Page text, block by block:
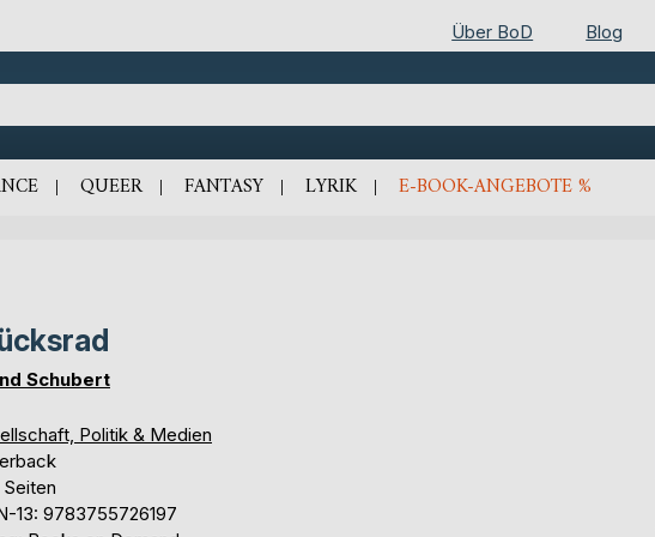
Über BoD Blog
QUEER FANTASY LYRIK E-BOOK-ANGEBOTE %
Schubert
Politik & Medien
13: 9783755726197